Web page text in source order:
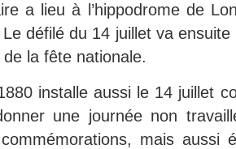
a lieu à l’hippodrome de
Le défilé du 14 juillet va
la fête nationale.
installe aussi le 14 juillet
une journée non
mais aussi